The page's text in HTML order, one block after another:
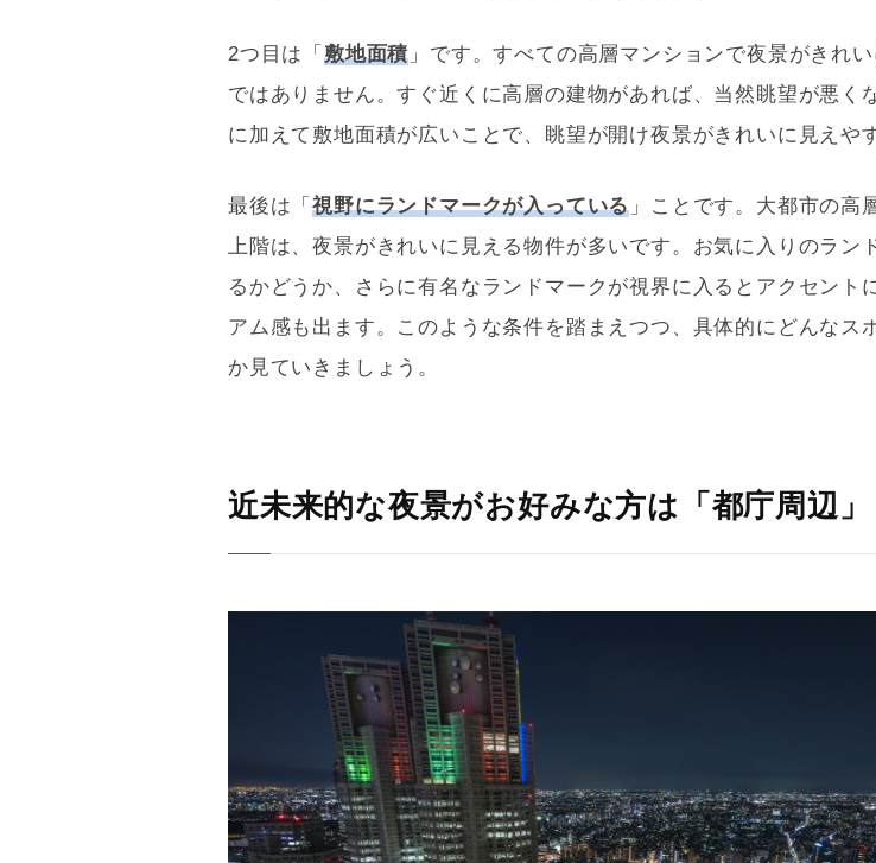
2つ目は「 敷地面積 」です。すべての高層マンションで夜景がきれ
ではありません。すぐ近くに高層の建物があれば、当然眺望が悪く
に加えて敷地面積が広いことで、眺望が開け夜景がきれいに見えや
最後は「視野にランドマークが入っている 」ことです。大都市の高
上階は、夜景がきれいに見える物件が多いです。お気に入りのラン
るかどうか、さらに有名なランドマークが視界に入るとアクセント
アム感も出ます。このような条件を踏まえつつ、具体的にどんなス
か見ていきましょう。
近未来的な夜景がお好みな方は「都庁周辺」